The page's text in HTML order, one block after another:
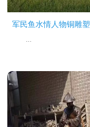
军民鱼水情人物铜雕塑